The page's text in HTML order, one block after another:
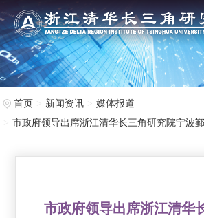
首页 新闻资讯
媒体报道
市政府领导出席浙江清华长三角研究院宁波
市政府领导出席浙江清华